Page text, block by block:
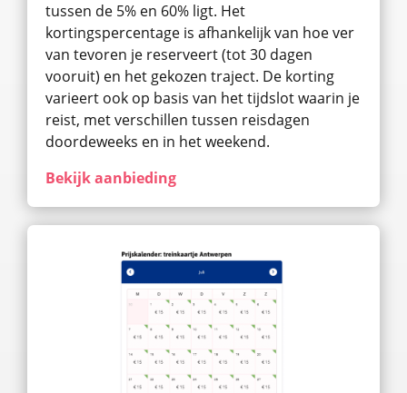
tussen de 5% en 60% ligt. Het
kortingspercentage is afhankelijk van hoe ver
van tevoren je reserveert (tot 30 dagen
vooruit) en het gekozen traject. De korting
varieert ook op basis van het tijdslot waarin je
reist, met verschillen tussen reisdagen
doordeweeks en in het weekend.
Bekijk aanbieding